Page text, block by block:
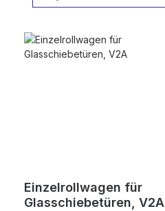
Einzelrollwagen für
Glasschiebetüren, V2A